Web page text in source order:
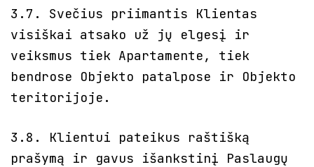
3.7. Svečius priimantis Klientas
visiškai atsako už jų elgesį ir
veiksmus tiek Apartamente, tiek
bendrose Objekto patalpose ir Objekto
teritorijoje.
3.8. Klientui pateikus raštišką
prašymą ir gavus išankstinį Paslaugų